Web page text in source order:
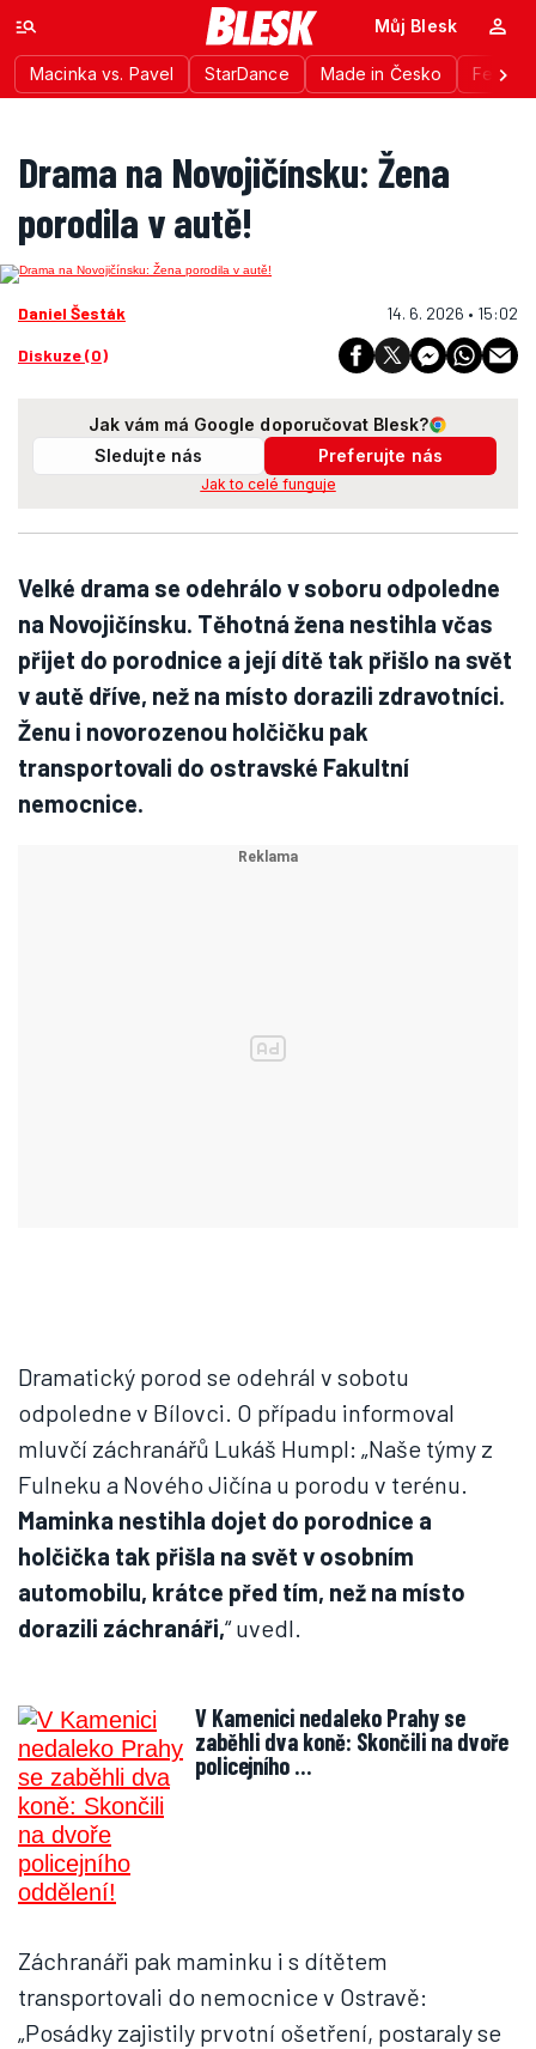
Macinka vs. Pavel StarDance Made in Česko
Můj Blesk
Drama na Novojičínsku: Žena
porodila v autě!
Daniel Šesták 14. 6. 2026 • 15:02
Diskuze (0)
Jak vám má Google doporučovat Blesk?
Sledujte nás
Preferujte nás
Jak to celé funguje
Velké drama se odehrálo v soboru odpoledne
na Novojičínsku. Těhotná žena nestihla včas
přijet do porodnice a její dítě tak přišlo na svět
v autě dříve, než na místo dorazili zdravotníci.
Ženu i novorozenou holčičku pak
transportovali do ostravské Fakultní
nemocnice.
Dramatický porod se odehrál v sobotu
odpoledne v Bílovci. O případu informoval
mluvčí záchranářů Lukáš Humpl: „Naše týmy z
Fulneku a Nového Jičína u porodu v terénu.
Maminka nestihla dojet do porodnice a
holčička tak přišla na svět v osobním
automobilu, krátce před tím, než na místo
dorazili záchranáři,“ uvedl.
V Kamenici nedaleko Prahy se
zaběhli dva koně: Skončili na dvoře
policejního …
Záchranáři pak maminku i s dítětem
transportovali do nemocnice v Ostravě:
„Posádky zajistily prvotní ošetření, postaraly se